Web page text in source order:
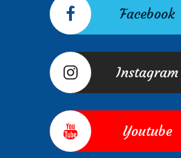
Facebook
Instagram
Youtube